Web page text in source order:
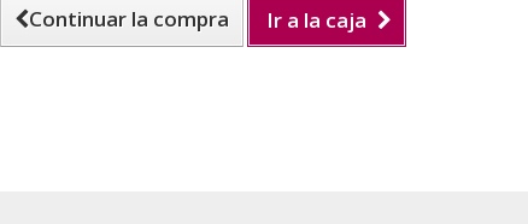
Continuar la compra Ir a la caja